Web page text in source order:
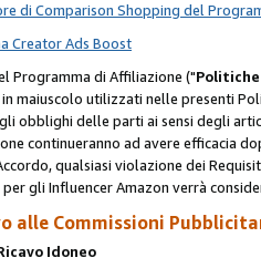
di Comparison Shopping del
Creator Ads Boost
Programma di Affiliazione ("
maiuscolo utilizzati nelle presenti
obblighi delle parti ai sensi degli
continueranno ad avere efficacia
qualsiasi violazione dei
gli Influencer Amazon verrà
alle Commissioni
Idoneo